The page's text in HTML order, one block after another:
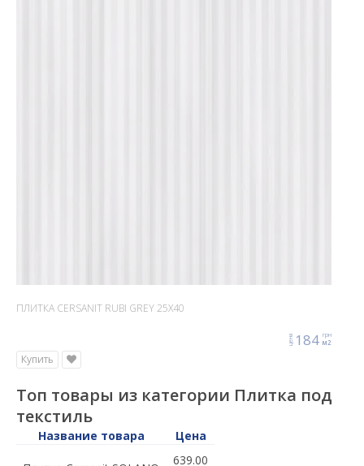
ПЛИТКА CERSANIT RUBI GREY 25X40
цена 184 грн
м2
Купить
Топ товары из категории Плитка под
текстиль
Название товара Цена
639.00